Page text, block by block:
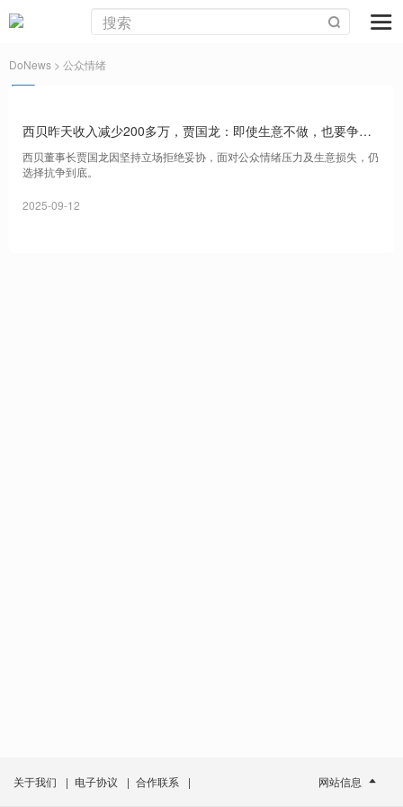
DoNews > 公众情绪
西贝昨天收入减少200多万，贾国龙：即使生意不做，也要争个
黑白
西贝董事长贾国龙因坚持立场拒绝妥协，面对公众情绪压力及生意损失，仍
选择抗争到底。
2025-09-12
关于我们 | 电子协议 | 合作联系 | 网站信息